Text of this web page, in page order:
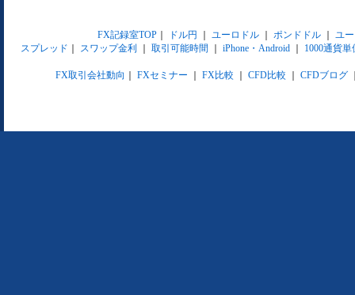
FX記録室TOP｜ ドル円 ユーロドル｜ ポンドドル｜ ユ
スプレッド
スワップ金利 取引可能時間 iPhone・Android 1000通貨単
FX取引会社動向 FXセミナー FX比較 CFD比較 CFDブログ